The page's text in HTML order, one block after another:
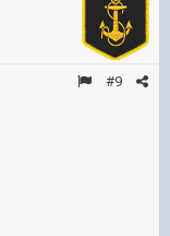
#9